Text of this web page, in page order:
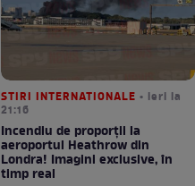
STIRI INTERNATIONALE • ieri la
21:16
Incendiu de proporții la
aeroportul Heathrow din
Londra! Imagini exclusive, în
timp real